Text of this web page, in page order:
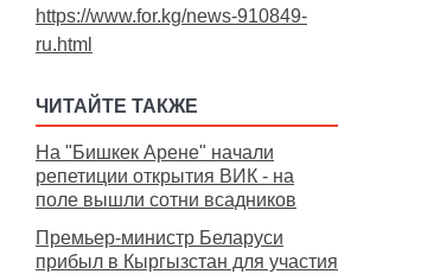
https://www.for.kg/news-910849-
ru.html
ЧИТАЙТЕ ТАКЖЕ
На "Бишкек Арене" начали
репетиции открытия ВИК - на
поле вышли сотни всадников
Премьер-министр Беларуси
прибыл в Кыргызстан для участия